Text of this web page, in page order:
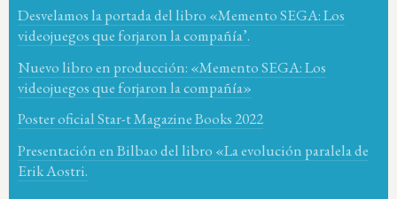
Desvelamos la portada del libro «Memento SEGA: Los
videojuegos que forjaron la compañía’.
Nuevo libro en producción: «Memento SEGA: Los
videojuegos que forjaron la compañía»
Poster oficial Star-t Magazine Books 2022
Presentación en Bilbao del libro «La evolución paralela de
Erik Aostri.